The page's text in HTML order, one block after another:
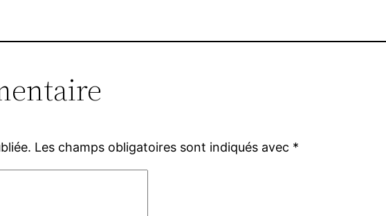
Les champs obligatoires sont indiqués avec *